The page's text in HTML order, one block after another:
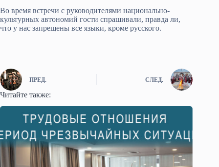
Во время встречи с руководителями национально-
культурных автономий гости спрашивали, правда ли,
что у нас запрещены все языки, кроме русского.
ПРЕД. СЛЕД.
Читайте также: